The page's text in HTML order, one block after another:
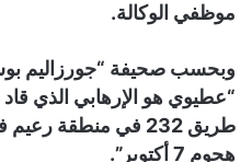
موظفي الوكالة.
وبحسب صحيفة “جورزاليم
“عطيوي هو الإرهابي الذي
طريق 232 في منطقة
هجوم 7 أكتوبر”.